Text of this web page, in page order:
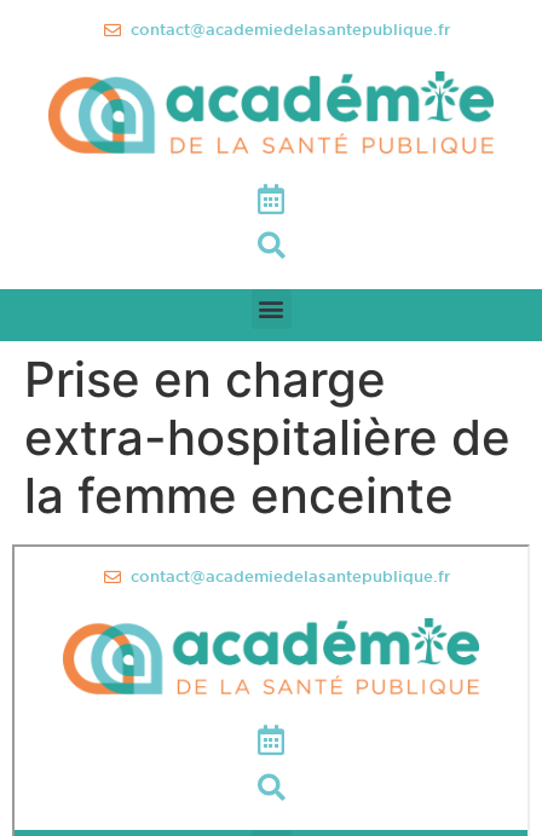
contact@academiedelasantepublique.fr
Prise en charge
extra-hospitalière de
la femme enceinte